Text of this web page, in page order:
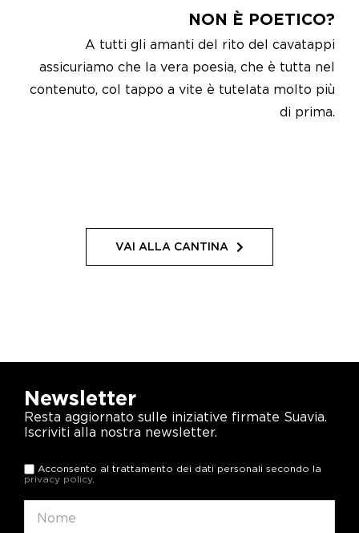
NON È POETICO?
A tutti gli amanti del rito del cavatappi
assicuriamo che la vera poesia, che è tutta nel
contenuto, col tappo a vite è tutelata molto più
di prima.
VAI ALLA CANTINA
Newsletter
Resta aggiornato sulle iniziative firmate Suavia.
Iscriviti alla nostra newsletter.
Acconsento al trattamento dei dati personali secondo la
privacy policy.